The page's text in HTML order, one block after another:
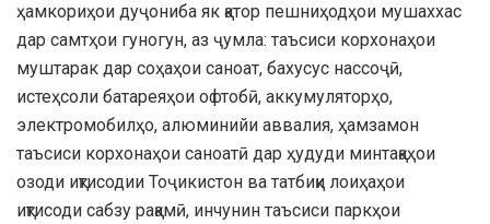
ҳамкориҳои дуҷониба як қатор пешниҳодҳои мушаххас
дар самтҳои гуногун, аз ҷумла: таъсиси корхонаҳои
муштарак дар соҳаҳои саноат, бахусус нассоҷӣ,
истеҳсоли батареяҳои офтобӣ, аккумуляторҳо,
электромобилҳо, алюминийи аввалия, ҳамзамон
таъсиси корхонаҳои саноатӣ дар ҳудуди минтақаҳои
озоди иқтисодии Тоҷикистон ва татбиқи лоиҳаҳои
иқтисоди сабзу рақамӣ, инчунин таъсиси паркҳои